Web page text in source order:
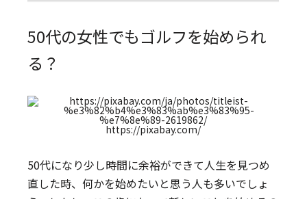
50代の女性でもゴルフを始められ
る？
https://pixabay.com/
50代になり少し時間に余裕ができて人生を見つめ
直した時、何かを始めたいと思う人も多いでしょ